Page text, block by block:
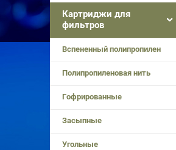
Картриджи для
фильтров
Вспененный полипропилен
Полипропиленовая нить
Гофрированные
Засыпные
Угольные